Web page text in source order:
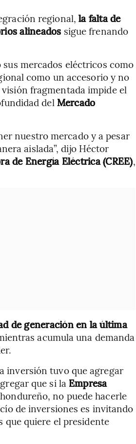
regional,la falta de
alineados sigue frenando
mercados eléctricos como
como un accesorio y no
fragmentada impide el
del Mercado
nuestro mercado y a pesar
aislada”, dijo Héctor
de Energía Eléctrica (CREE),
de generación en la última
acumula una demanda
inversión tuvo que agregar
que si la Empresa
no puede hacerle
de inversiones es invitando
que quiere el presidente